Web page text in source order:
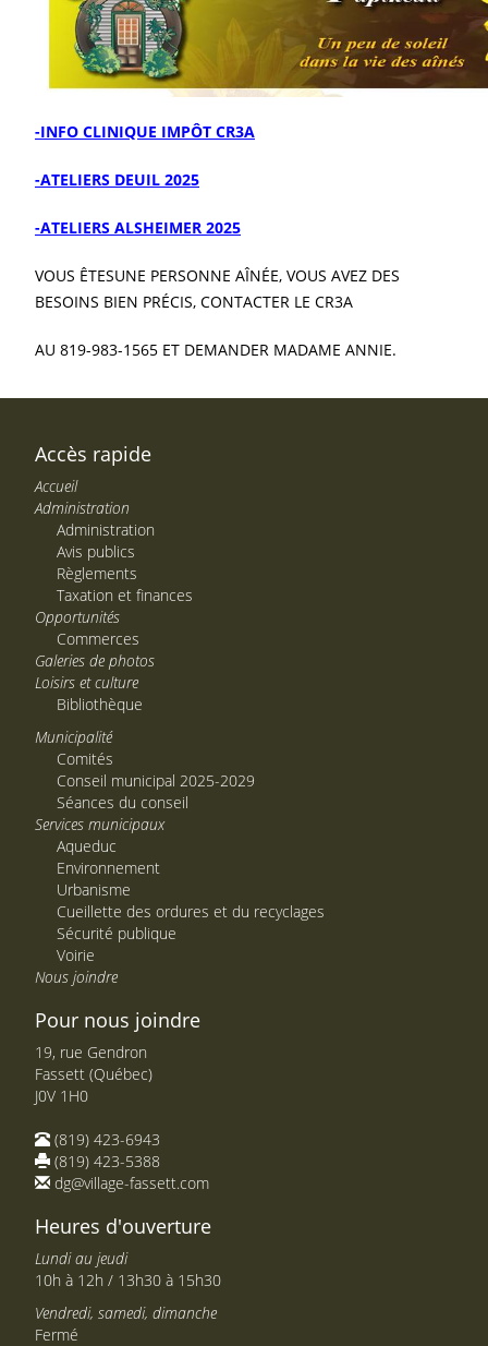
-INFO CLINIQUE IMPÔT CR3A
-ATELIERS DEUIL 2025
-ATELIERS ALSHEIMER 2025
VOUS ÊTESUNE PERSONNE AÎNÉE, VOUS AVEZ DES
BESOINS BIEN PRÉCIS, CONTACTER LE CR3A
AU 819-983-1565 ET DEMANDER MADAME ANNIE.
Accès rapide
Accueil
Administration
Administration
Avis publics
Règlements
Taxation et finances
Opportunités
Commerces
Galeries de photos
Loisirs et culture
Bibliothèque
Municipalité
Comités
Conseil municipal 2025-2029
Séances du conseil
Services municipaux
Aqueduc
Environnement
Urbanisme
Cueillette des ordures et du recyclages
Sécurité publique
Voirie
Nous joindre
Pour nous joindre
19, rue Gendron
Fassett (Québec)
J0V 1H0
(819) 423-6943
(819) 423-5388
dg@village-fassett.com
Heures d'ouverture
Lundi au jeudi
10h à 12h / 13h30 à 15h30
Vendredi, samedi, dimanche
Fermé